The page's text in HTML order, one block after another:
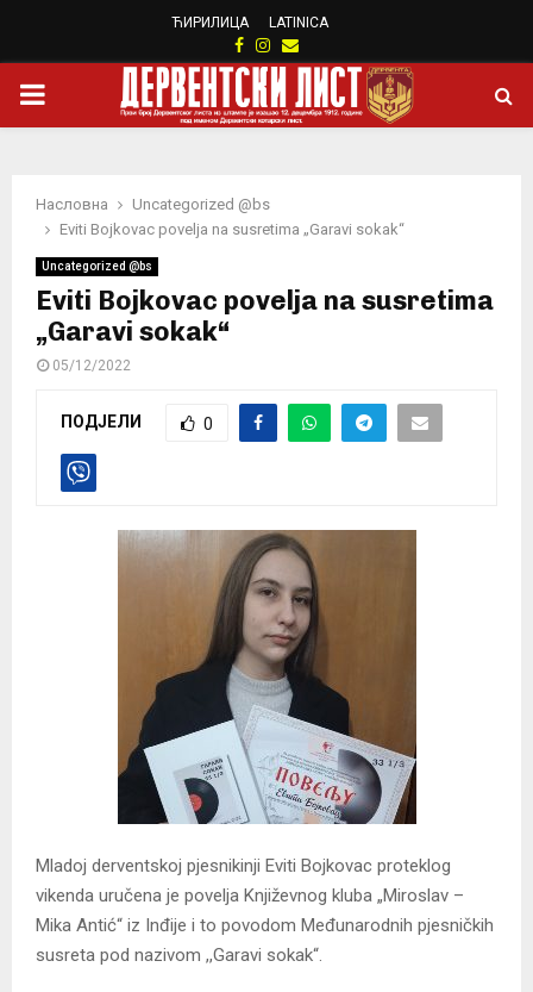
ЋИРИЛИЦА LATINICA
Facebook
Instagram
Email
PRIMARY
Насловна
Uncategorized @bs
Eviti Bojkovac povelja na susretima „Garavi sokak“
Uncategorized @bs
Eviti Bojkovac povelja na susretima
„Garavi sokak“
05/12/2022
ПОДЈЕЛИ 0
Mladoj derventskoj pjesnikinji Eviti Bojkovac proteklog
vikenda uručena je povelja Književnog kluba „Miroslav –
Mika Antić“ iz Inđije i to povodom Međunarodnih pjesničkih
susreta pod nazivom ,,Garavi sokak“.